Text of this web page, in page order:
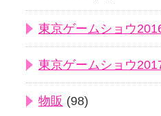
東京ゲームショウ
東京ゲームショウ
物販 (98)